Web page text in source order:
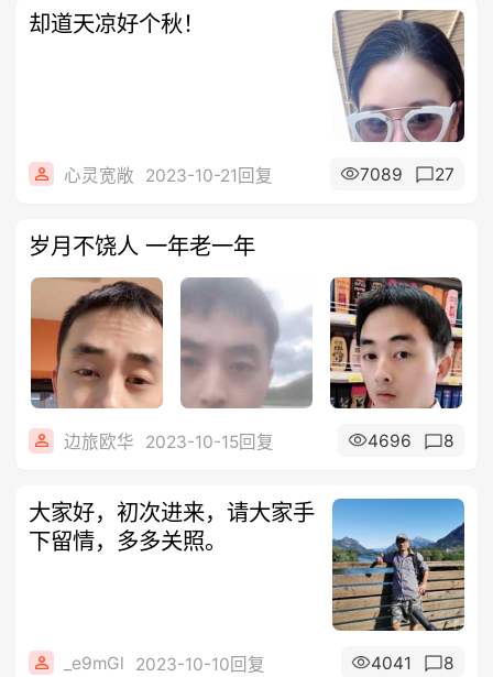
却道天凉好个秋！
心灵宽敞 2023-10-21回复 7089 27
岁月不饶人 一年老一年
边旅欧华 2023-10-15回复 4696 8
大家好，初次进来，请大家手
下留情，多多关照。
_e9mGl 2023-10-10回复 4041 8